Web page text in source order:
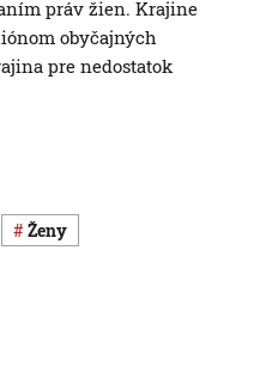
práv žien. Krajine
obyčajných
pre nedostatok
ženy